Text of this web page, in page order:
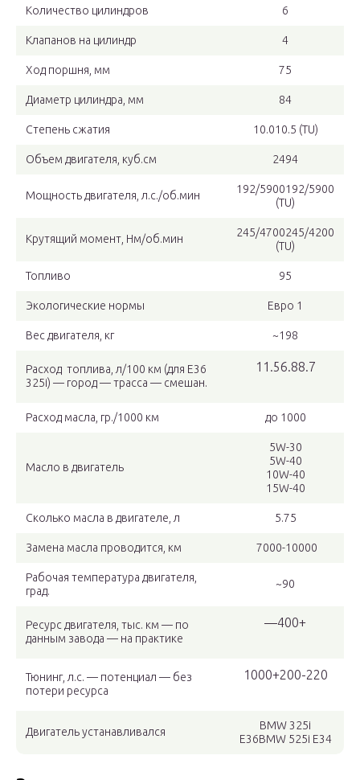
Количество цилиндров 6
Клапанов на цилиндр 4
Ход поршня, мм 75
Диаметр цилиндра, мм 84
Степень сжатия 10.010.5 (TU)
Объем двигателя, куб.см 2494
Мощность двигателя, л.с./об.мин
192/5900192/5900
(TU)
Крутящий момент, Нм/об.мин
245/4700245/4200
(TU)
Топливо 95
Экологические нормы Евро 1
Вес двигателя, кг ~198
Расход топлива, л/100 км (для E36
325i) — город — трасса — смешан.
11.56.88.7
Расход масла, гр./1000 км до 1000
Масло в двигатель
5W-30
5W-40
10W-40
15W-40
Сколько масла в двигателе, л 5.75
Замена масла проводится, км 7000-10000
Рабочая температура двигателя,
град.
~90
Ресурс двигателя, тыс. км — по
данным завода — на практике
—400+
Тюнинг, л.с. — потенциал — без
потери ресурса
1000+200-220
Двигатель устанавливался
BMW 325i
E36BMW 525i E34